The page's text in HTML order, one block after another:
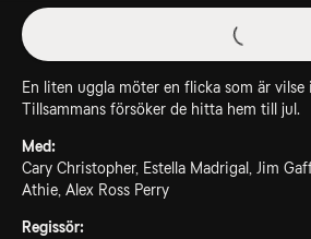
En liten uggla möter en flicka som är vilse
Tillsammans försöker de hitta hem till jul.
Med:
Cary Christopher, Estella Madrigal, Jim
Athie, Alex Ross Perry
Regissör: